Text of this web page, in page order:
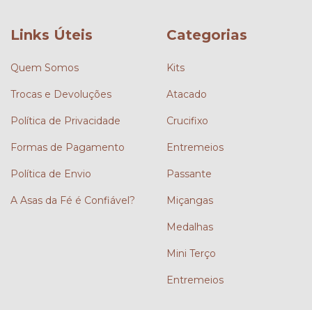
Links Úteis
Quem Somos
Trocas e Devoluções
Política de Privacidade
Formas de Pagamento
Política de Envio
A Asas da Fé é Confiável?
Categorias
Kits
Atacado
Crucifixo
Entremeios
Passante
Miçangas
Medalhas
Mini Terço
Entremeios